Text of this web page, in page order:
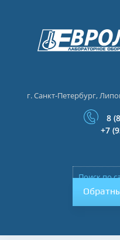
г. Санкт-Петербург,
8
+7